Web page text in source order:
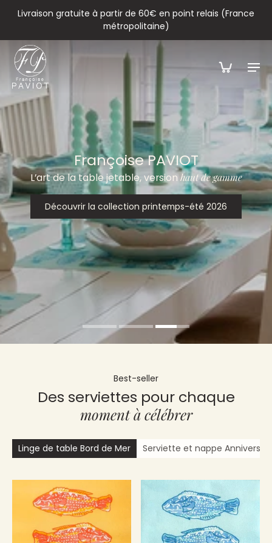
Livraison gratuite à partir de 60€ en point relais (France
métropolitaine)
Découvrir la collection printemps-été 2026
Découvrir la collection printemps-été 2026
Françoise PAVIOT
L’art de la table jetable, versionhaut de gamme
Découvrir la collection printemps-été 2026
Best-seller
Des serviettes pour chaque
moment à célébrer
Linge de table Bord de Mer Serviette et nappe